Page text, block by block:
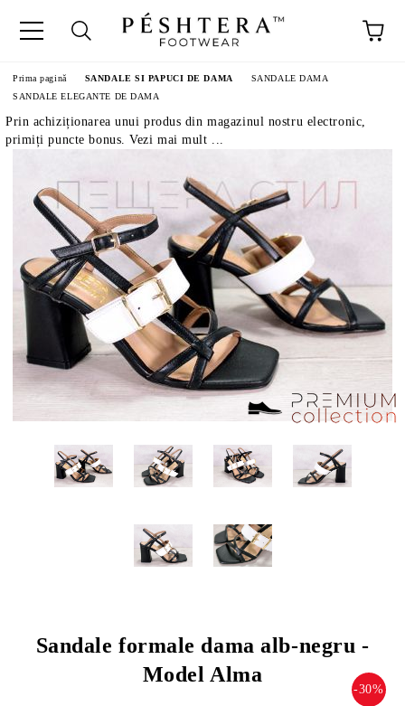
Prima pagină SANDALE SI PAPUCI DE DAMA
SANDALE DAMA
SANDALE ELEGANTE DE DAMA
Prin achiziționarea unui produs din magazinul nostru electronic,
primiți puncte bonus. Vezi mai mult ...
Sandale formale dama alb-negru -
Model Alma
-30%